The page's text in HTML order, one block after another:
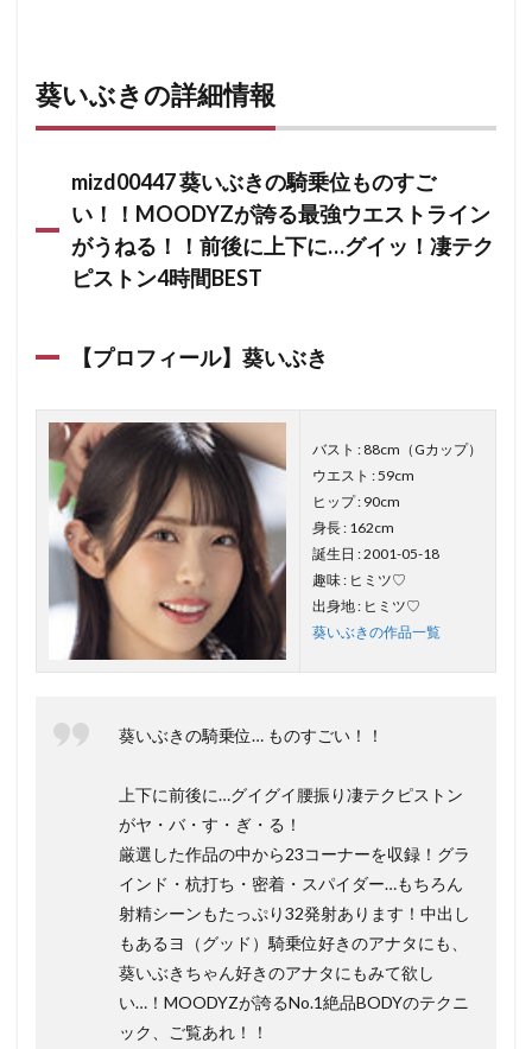
葵いぶきの詳細情報
mizd00447 葵いぶきの騎乗位ものすご
い！！MOODYZが誇る最強ウエストライン
がうねる！！前後に上下に…グイッ！凄テク
ピストン4時間BEST
【プロフィール】葵いぶき
バスト : 88cm（Gカップ）
ウエスト : 59cm
ヒップ : 90cm
身長 : 162cm
誕生日 : 2001-05-18
趣味 : ヒミツ♡
出身地 : ヒミツ♡
葵いぶきの作品一覧
葵いぶきの騎乗位… ものすごい！！
上下に前後に…グイグイ腰振り凄テクピストン
がヤ・バ・す・ぎ・る！
厳選した作品の中から23コーナーを収録！グラ
インド・杭打ち・密着・スパイダー…もちろん
射精シーンもたっぷり32発射あります！中出し
もあるヨ（グッド）騎乗位好きのアナタにも、
葵いぶきちゃん好きのアナタにもみて欲し
い…！MOODYZが誇るNo.1絶品BODYのテクニ
ック、ご覧あれ！！